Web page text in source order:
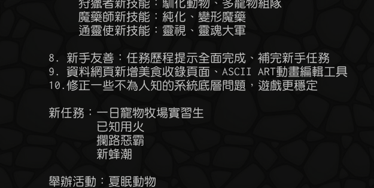
             狩獵者新技能：馴化動物、多寵物組隊
             魔藥師新技能：純化、變形魔藥
             通靈使新技能：靈視、靈魂大軍
        8. 新手友善：任務歷程提示全面完成、補完新手任務
        9. 資料網頁新增美食收錄頁面、ASCII ART動畫編輯工具
        10.修正一些不為人知的系統底層問題，遊戲更穩定
        新任務：一日寵物牧場實習生
                已知用火
                攔路惡霸
                新蜂潮
        舉辦活動：夏眠動物